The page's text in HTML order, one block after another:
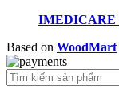
IMEDICARE
Based on WoodMart